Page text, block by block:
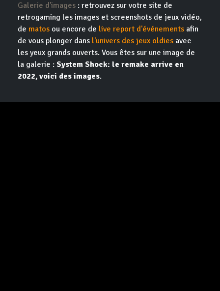
Galerie d'images : retrouvez sur votre site de
retrogaming les images et screenshots de jeux vidéo,
de matos ou encore de live report d'événements afin
de vous plonger dans l'univers des jeux oldies avec
les yeux grands ouverts. Vous êtes sur une image de
la galerie : System Shock: le remake arrive en
2022, voici des images.